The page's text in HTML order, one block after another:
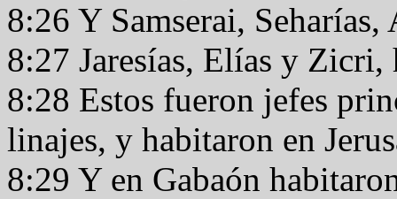
8:26 Y Samserai,
8:27 Jaresías, Elías y
8:28 Estos fueron jefes
linajes, y habitaron en
8:29 Y en Gabaón